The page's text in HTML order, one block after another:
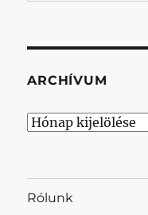
ARCHÍVUM
Archívum
Rólunk